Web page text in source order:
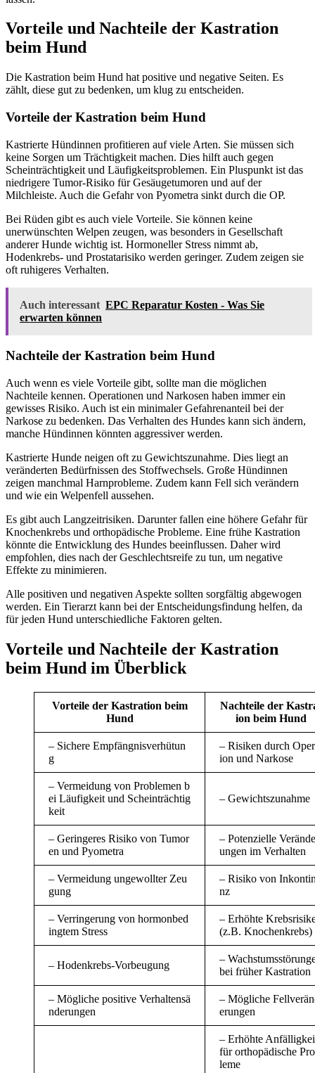
Vorteile und Nachteile der Kastration
beim Hund
Die Kastration beim Hund hat positive und negative Seiten. Es
zählt, diese gut zu bedenken, um klug zu entscheiden.
Vorteile der Kastration beim Hund
Kastrierte Hündinnen profitieren auf viele Arten. Sie müssen sich
keine Sorgen um Trächtigkeit machen. Dies hilft auch gegen
Scheinträchtigkeit und Läufigkeitsproblemen. Ein Pluspunkt ist das
niedrigere Tumor-Risiko für Gesäugetumoren und auf der
Milchleiste. Auch die Gefahr von Pyometra sinkt durch die OP.
Bei Rüden gibt es auch viele Vorteile. Sie können keine
unerwünschten Welpen zeugen, was besonders in Gesellschaft
anderer Hunde wichtig ist. Hormoneller Stress nimmt ab,
Hodenkrebs- und Prostatarisiko werden geringer. Zudem zeigen sie
oft ruhigeres Verhalten.
Auch interessant EPC Reparatur Kosten - Was Sie
erwarten können
Nachteile der Kastration beim Hund
Auch wenn es viele Vorteile gibt, sollte man die möglichen
Nachteile kennen. Operationen und Narkosen haben immer ein
gewisses Risiko. Auch ist ein minimaler Gefahrenanteil bei der
Narkose zu bedenken. Das Verhalten des Hundes kann sich ändern,
manche Hündinnen könnten aggressiver werden.
Kastrierte Hunde neigen oft zu Gewichtszunahme. Dies liegt an
veränderten Bedürfnissen des Stoffwechsels. Große Hündinnen
zeigen manchmal Harnprobleme. Zudem kann Fell sich verändern
und wie ein Welpenfell aussehen.
Es gibt auch Langzeitrisiken. Darunter fallen eine höhere Gefahr für
Knochenkrebs und orthopädische Probleme. Eine frühe Kastration
könnte die Entwicklung des Hundes beeinflussen. Daher wird
empfohlen, dies nach der Geschlechtsreife zu tun, um negative
Effekte zu minimieren.
Alle positiven und negativen Aspekte sollten sorgfältig abgewogen
werden. Ein Tierarzt kann bei der Entscheidungsfindung helfen, da
für jeden Hund unterschiedliche Faktoren gelten.
Vorteile und Nachteile der Kastration
beim Hund im Überblick
Vorteile der Kastration beim
Hund
Nachteile der
ion beim Hund
– Sichere Empfängnisverhütun
g
– Risiken durch
ion und Narkose
– Vermeidung von Problemen b
ei Läufigkeit und Scheinträchtig
keit
– Gewichtszunahme
– Geringeres Risiko von Tumor
en und Pyometra
– Potenzielle
ungen im Verhalten
– Vermeidung ungewollter Zeu
gung
– Risiko von
nz
– Verringerung von hormonbed
ingtem Stress
– Erhöhte
(z.B. Knochenkrebs)
– Hodenkrebs-Vorbeugung
–
bei früher Kastration
– Mögliche positive Verhaltensä
nderungen
– Mögliche
erungen
– Erhöhte
für orthopädische
leme